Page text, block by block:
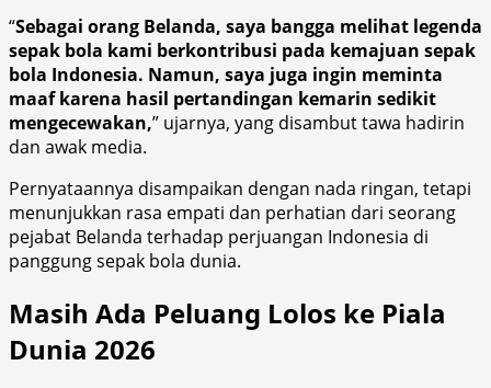
“Sebagai orang Belanda, saya bangga melihat legenda
sepak bola kami berkontribusi pada kemajuan sepak
bola Indonesia. Namun, saya juga ingin meminta
maaf karena hasil pertandingan kemarin sedikit
mengecewakan,” ujarnya, yang disambut tawa hadirin
dan awak media.
Pernyataannya disampaikan dengan nada ringan, tetapi
menunjukkan rasa empati dan perhatian dari seorang
pejabat Belanda terhadap perjuangan Indonesia di
panggung sepak bola dunia.
Masih Ada Peluang Lolos ke Piala
Dunia 2026